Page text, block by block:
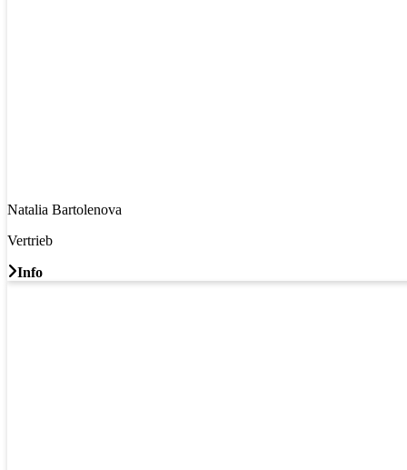
Natalia Bartolenova
Vertrieb
Info